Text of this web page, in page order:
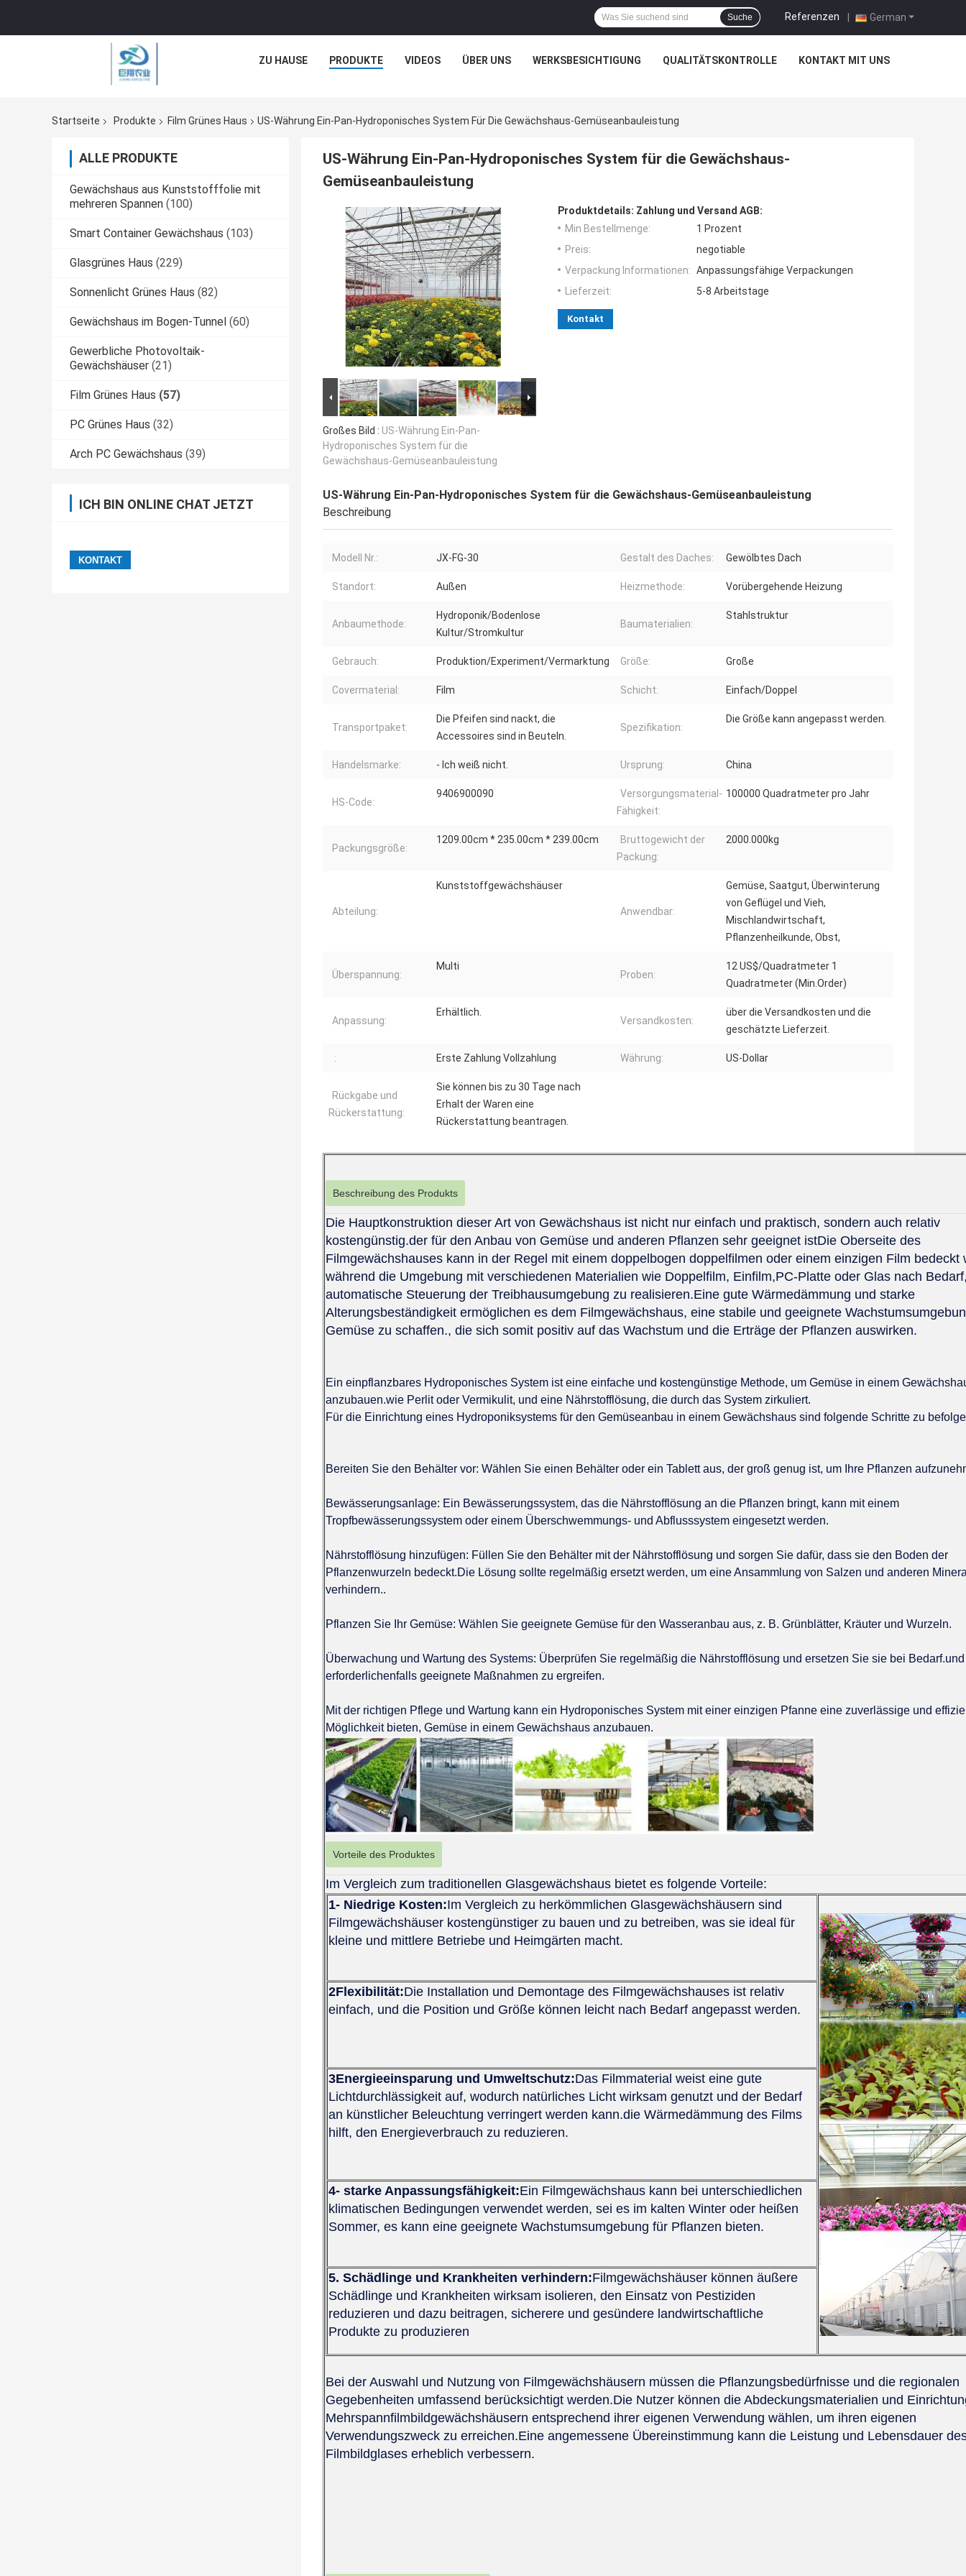
German
Referenzen |
Suche
ZU HAUSE PRODUKTE VIDEOS ÜBER UNS WERKSBESICHTIGUNG QUALITÄTSKONTROLLE KONTAKT MIT UNS
Startseite Produkte Film Grünes Haus US-Währung Ein-Pan-Hydroponisches System Für Die Gewächshaus-Gemüseanbauleistung
ALLE PRODUKTE
Gewächshaus aus Kunststofffolie mit
mehreren Spannen (100)
Smart Container Gewächshaus (103)
Glasgrünes Haus (229)
Sonnenlicht Grünes Haus (82)
Gewächshaus im Bogen-Tunnel (60)
Gewerbliche Photovoltaik-
Gewächshäuser (21)
Film Grünes Haus (57)
PC Grünes Haus (32)
Arch PC Gewächshaus (39)
ICH BIN ONLINE CHAT JETZT
US-Währung Ein-Pan-Hydroponisches System für die Gewächshaus-
Gemüseanbauleistung
Großes Bild : US-Währung Ein-Pan-
Hydroponisches System für die
Gewächshaus-Gemüseanbauleistung
Produktdetails: Zahlung und Versand AGB:
Min Bestellmenge:
1 Prozent
Preis:
negotiable
Verpackung Informationen: Anpassungsfähige Verpackungen
Lieferzeit:
5-8 Arbeitstage
Kontakt
US-Währung Ein-Pan-Hydroponisches System für die Gewächshaus-Gemüseanbauleistung
Beschreibung
Modell Nr.: JX-FG-30 Gestalt des Daches: Gewölbtes Dach
Standort: Außen Heizmethode: Vorübergehende Heizung
Anbaumethode:
Hydroponik/Bodenlose
Kultur/Stromkultur
Baumaterialien:
Stahlstruktur
Gebrauch: Produktion/Experiment/Vermarktung Größe: Große
Covermaterial: Film Schicht: Einfach/Doppel
Transportpaket:
Die Pfeifen sind nackt, die
Accessoires sind in Beuteln.
Spezifikation:
Die Größe kann angepasst werden.
Handelsmarke: - Ich weiß nicht. Ursprung: China
HS-Code:
9406900090
Versorgungsmaterial-
Fähigkeit:
100000 Quadratmeter pro Jahr
Packungsgröße:
1209.00cm * 235.00cm * 239.00cm
Bruttogewicht der
Packung:
2000.000kg
Abteilung:
Kunststoffgewächshäuser
Anwendbar:
Gemüse, Saatgut, Überwinterung
von Geflügel und Vieh,
Mischlandwirtschaft,
Pflanzenheilkunde, Obst,
Überspannung:
Multi
Proben:
12 US$/Quadratmeter 1
Quadratmeter (Min.Order)
Anpassung:
Erhältlich.
Versandkosten:
über die Versandkosten und die
geschätzte Lieferzeit.
: Erste Zahlung Vollzahlung Währung: US-Dollar
Rückgabe und
Rückerstattung:
Sie können bis zu 30 Tage nach
Erhalt der Waren eine
Rückerstattung beantragen.
Beschreibung des Produkts
Die Hauptkonstruktion dieser Art von Gewächshaus ist nicht nur einfach und praktisch, sondern auch relativ
kostengünstig.der für den Anbau von Gemüse und anderen Pflanzen sehr geeignet istDie Oberseite des
Filmgewächshauses kann in der Regel mit einem doppelbogen doppelfilmen oder einem einzigen Film bedeckt
während die Umgebung mit verschiedenen Materialien wie Doppelfilm, Einfilm,PC-Platte oder Glas nach
automatische Steuerung der Treibhausumgebung zu realisieren.Eine gute Wärmedämmung und starke
Alterungsbeständigkeit ermöglichen es dem Filmgewächshaus, eine stabile und geeignete
Gemüse zu schaffen., die sich somit positiv auf das Wachstum und die Erträge der Pflanzen auswirken.
Ein einpflanzbares Hydroponisches System ist eine einfache und kostengünstige Methode, um Gemüse in einem
anzubauen.wie Perlit oder Vermikulit, und eine Nährstofflösung, die durch das System zirkuliert.
Für die Einrichtung eines Hydroponiksystems für den Gemüseanbau in einem Gewächshaus sind folgende Schritte zu
Bereiten Sie den Behälter vor: Wählen Sie einen Behälter oder ein Tablett aus, der groß genug ist, um Ihre Pflanzen
Bewässerungsanlage: Ein Bewässerungssystem, das die Nährstofflösung an die Pflanzen bringt, kann mit einem
Tropfbewässerungssystem oder einem Überschwemmungs- und Abflusssystem eingesetzt werden.
Nährstofflösung hinzufügen: Füllen Sie den Behälter mit der Nährstofflösung und sorgen Sie dafür, dass sie den Boden der
Pflanzenwurzeln bedeckt.Die Lösung sollte regelmäßig ersetzt werden, um eine Ansammlung von Salzen und anderen
verhindern..
Pflanzen Sie Ihr Gemüse: Wählen Sie geeignete Gemüse für den Wasseranbau aus, z. B. Grünblätter, Kräuter und Wurzeln.
Überwachung und Wartung des Systems: Überprüfen Sie regelmäßig die Nährstofflösung und ersetzen Sie sie bei Bedarf.und
erforderlichenfalls geeignete Maßnahmen zu ergreifen.
Mit der richtigen Pflege und Wartung kann ein Hydroponisches System mit einer einzigen Pfanne eine zuverlässige und
Möglichkeit bieten, Gemüse in einem Gewächshaus anzubauen.
Vorteile des Produktes
Im Vergleich zum traditionellen Glasgewächshaus bietet es folgende Vorteile:
1- Niedrige Kosten:Im Vergleich zu herkömmlichen Glasgewächshäusern sind
Filmgewächshäuser kostengünstiger zu bauen und zu betreiben, was sie ideal für
kleine und mittlere Betriebe und Heimgärten macht.
2Flexibilität:Die Installation und Demontage des Filmgewächshauses ist relativ
einfach, und die Position und Größe können leicht nach Bedarf angepasst werden.
3Energieeinsparung und Umweltschutz:Das Filmmaterial weist eine gute
Lichtdurchlässigkeit auf, wodurch natürliches Licht wirksam genutzt und der Bedarf
an künstlicher Beleuchtung verringert werden kann.die Wärmedämmung des Films
hilft, den Energieverbrauch zu reduzieren.
4- starke Anpassungsfähigkeit:Ein Filmgewächshaus kann bei unterschiedlichen
klimatischen Bedingungen verwendet werden, sei es im kalten Winter oder heißen
Sommer, es kann eine geeignete Wachstumsumgebung für Pflanzen bieten.
5. Schädlinge und Krankheiten verhindern:Filmgewächshäuser können äußere
Schädlinge und Krankheiten wirksam isolieren, den Einsatz von Pestiziden
reduzieren und dazu beitragen, sicherere und gesündere landwirtschaftliche
Produkte zu produzieren
Bei der Auswahl und Nutzung von Filmgewächshäusern müssen die Pflanzungsbedürfnisse und die regionalen
Gegebenheiten umfassend berücksichtigt werden.Die Nutzer können die Abdeckungsmaterialien und
Mehrspannfilmbildgewächshäusern entsprechend ihrer eigenen Verwendung wählen, um ihren eigenen
Verwendungszweck zu erreichen.Eine angemessene Übereinstimmung kann die Leistung und Lebensdauer
Filmbildglases erheblich verbessern.